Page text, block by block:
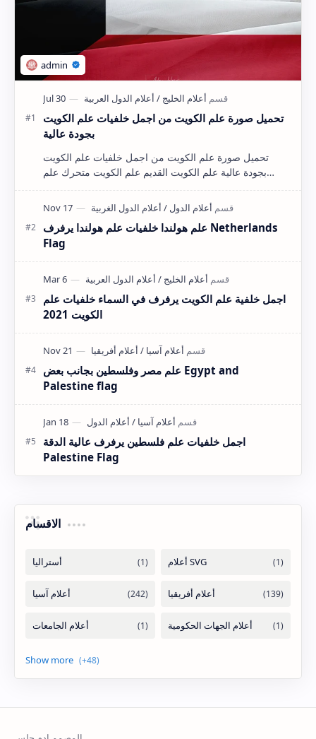
تحميل صورة علم الكويت من اجمل خلفيات علم الكويت
بجودة عالية
تحميل صورة علم الكويت من اجمل خلفيات علم الكويت
بجودة عالية علم الكويت القديم علم الكويت متحرك علم
الكويت png علم الكويت يرفرف علم الكويت…
علم هولندا خلفيات علم هولندا يرفرف Netherlands
Flag
اجمل خلفية علم الكويت يرفرف في السماء خلفيات علم
الكويت 2021
علم مصر وفلسطين بجانب بعض Egypt and
Palestine flag
اجمل خلفيات علم فلسطين يرفرف عالية الدقة
Palestine Flag
الاقسام